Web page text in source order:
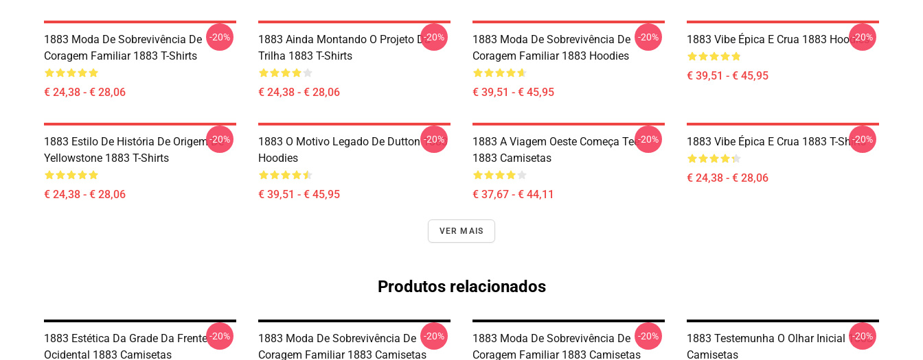
1883 Moda De Sobrevivência De
Coragem Familiar 1883 T-Shirts
€ 24,38 - € 28,06
-20%
1883 Ainda Montando O Projeto Da
Trilha 1883 T-Shirts
€ 24,38 - € 28,06
-20%
1883 Moda De Sobrevivência De
Coragem Familiar 1883 Hoodies
€ 39,51 - € 45,95
-20% 1883 Vibe Épica E Crua 1883 Hoodies
€ 39,51 - € 45,95
-20%
1883 Estilo De História De Origem De
Yellowstone 1883 T-Shirts
€ 24,38 - € 28,06
-20%
1883 O Motivo Legado De Dutton 1883
Hoodies
€ 39,51 - € 45,95
-20%
1883 A Viagem Oeste Começa Tee
1883 Camisetas
€ 37,67 - € 44,11
-20% 1883 Vibe Épica E Crua 1883 T-Shirts
€ 24,38 - € 28,06
-20%
VER MAIS
Produtos relacionados
1883 Estética Da Grade Da Frente
Ocidental 1883 Camisetas
-20%
1883 Moda De Sobrevivência De
Coragem Familiar 1883 Camisetas
-20%
1883 Moda De Sobrevivência De
Coragem Familiar 1883 Camisetas
-20%
1883 Testemunha O Olhar Inicial 1883
Camisetas
-20%